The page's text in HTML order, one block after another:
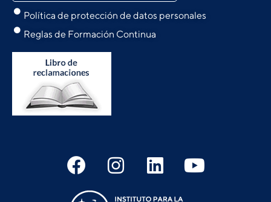
Política de protección de datos personales
Reglas de Formación Continua